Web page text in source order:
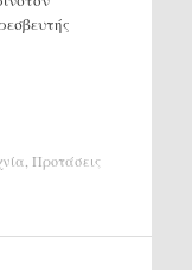
Προτάσεις